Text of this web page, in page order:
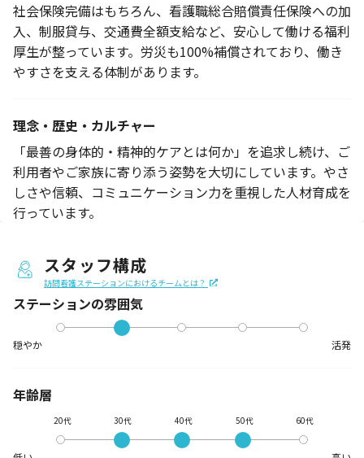
社会保険完備はもちろん、看護職総合賠償責任保険への加
入、制服貸与、交通費全額支給など、安心して働ける福利
厚生が整っています。労災も100%補償されており、働き
やすさを支える体制があります。
理念・歴史・カルチャー
「最善の身体的・精神的ケアとは何か」を追求し続け、ご
利用者やご家族に寄り添う姿勢を大切にしています。やさ
しさや信頼、コミュニケーション力を重視した人材育成を
行っています。
スタッフ構成
訪問看護ステーションにおけるチームとは？
ステーションの雰囲気
穏やか 活発
年齢層
20代 30代 40代 50代 60代